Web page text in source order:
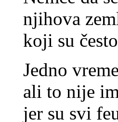
njihova
koji su
Jedno
ali to nije
jer su svi